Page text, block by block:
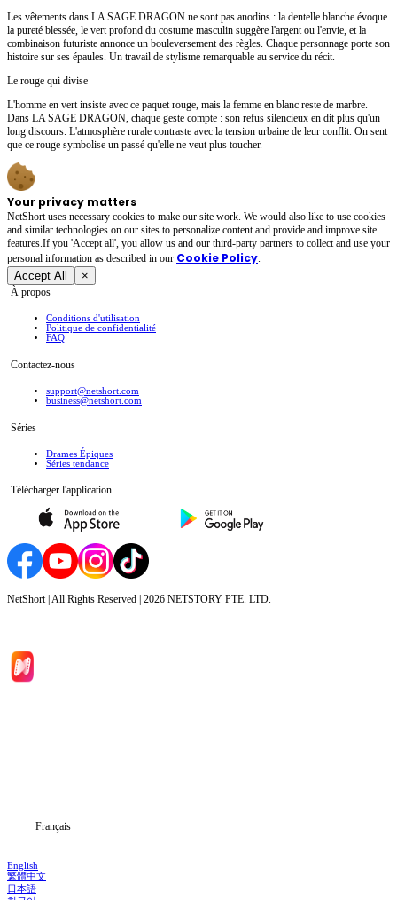
Les vêtements dans LA SAGE DRAGON ne sont pas anodins : la dentelle blanche évoque
la pureté blessée, le vert profond du costume masculin suggère l'argent ou l'envie, et la
combinaison futuriste annonce un bouleversement des règles. Chaque personnage porte son
histoire sur ses épaules. Un travail de stylisme remarquable au service du récit.
Le rouge qui divise
L'homme en vert insiste avec ce paquet rouge, mais la femme en blanc reste de marbre.
Dans LA SAGE DRAGON, chaque geste compte : son refus silencieux en dit plus qu'un
long discours. L'atmosphère rurale contraste avec la tension urbaine de leur conflit. On sent
que ce rouge symbolise un passé qu'elle ne veut plus toucher.
Your privacy matters
NetShort uses necessary cookies to make our site work. We would also like to use cookies
and similar technologies on our sites to personalize content and provide and improve site
features.If you 'Accept all', you allow us and our third-party partners to collect and use your
personal irformation as described in our Cookie Policy.
Accept All ×
À propos
Conditions d'utilisation
Politique de confidentialité
FAQ
Contactez-nous
support@netshort.com
business@netshort.com
Séries
Drames Épiques
Séries tendance
Télécharger l'application
NetShort | All Rights Reserved | 2026 NETSTORY PTE. LTD.
Français
English
繁體中文
日本語